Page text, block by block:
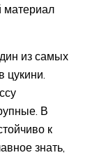
материал
из самых
цукини.
В
к
знать,